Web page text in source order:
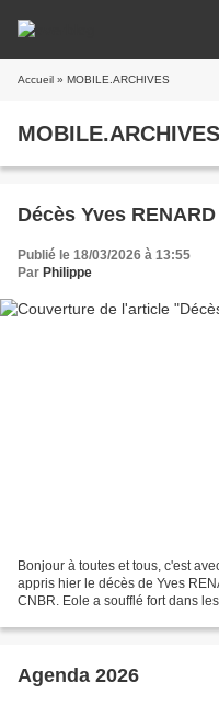
Accueil » MOBILE.ARCHIVES
MOBILE.ARCHIVES
Décès Yves RENARD
Publié le 18/03/2026 à 13:55
Par Philippe
Bonjour à toutes et tous, c'est
appris hier le décès de Yves
CNBR. Eole a soufflé fort dans
Agenda 2026